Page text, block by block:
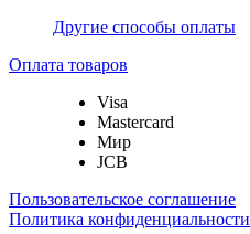
Другие способы оплаты
Оплата товаров
Visa
Mastercard
Мир
JCB
Пользовательское соглашение
Политика